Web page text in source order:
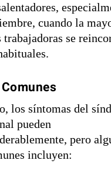
cuando la
trabajadoras se
los síntomas del
pueden
pero
incluyen: